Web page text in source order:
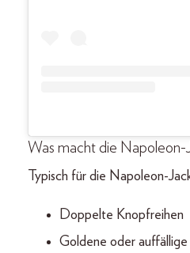
Was macht die Napoleon-
Typisch für die Napoleon-
Doppelte Knopfreihen
Goldene oder